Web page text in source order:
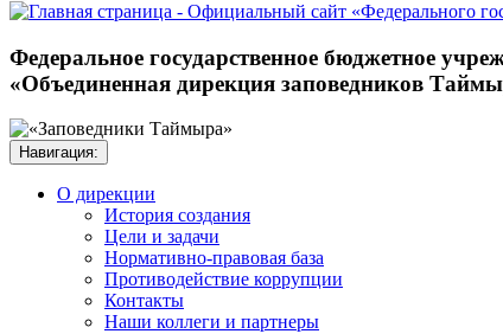
Федеральное государственное бюджетное
«Объединенная дирекция заповедников
Навигация:
О дирекции
История создания
Цели и задачи
Нормативно-правовая база
Противодействие коррупции
Контакты
Наши коллеги и партнеры